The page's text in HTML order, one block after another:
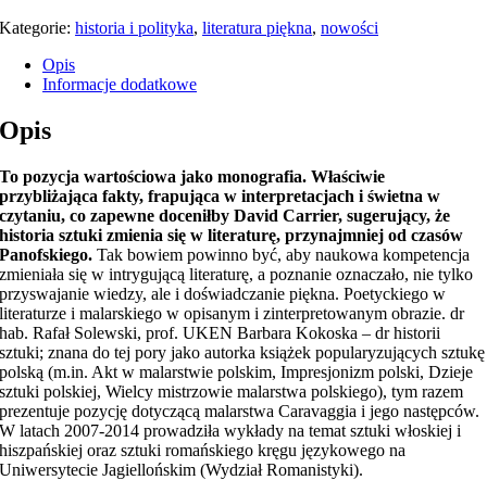
Kategorie:historia i polityka,literatura piękna,nowości
Opis
Informacje dodatkowe
Opis
To pozycja wartościowa jako monografia. Właściwie
przybliżająca fakty, frapująca w interpretacjach i świetna w
czytaniu, co zapewne doceniłby David Carrier, sugerujący, że
historia sztuki zmienia się w literaturę, przynajmniej od czasów
Panofskiego.Tak bowiem powinno być, aby naukowa kompetencja
zmieniała się w intrygującą literaturę, a poznanie oznaczało, nie tylko
przyswajanie wiedzy, ale i doświadczanie piękna. Poetyckiego w
literaturze i malarskiego w opisanym i zinterpretowanym obrazie. dr
hab.RafałSolewski, prof. UKENBarbara Kokoska – dr historii
sztuki; znana do tej pory jako autorkaksiążek popularyzujących sztukę
polską (m.in. Akt w malarstwie polskim, Impresjonizm polski, Dzieje
sztuki polskiej, Wielcy mistrzowie malarstwa polskiego), tym razem
prezentuje pozycję dotyczącą malarstwa Caravaggia i jego następców.
W latach 2007-2014 prowadziła wykłady na temat sztuki włoskiej i
hiszpańskiej oraz sztuki romańskiego kręgu językowego na
Uniwersytecie Jagiellońskim (Wydział Romanistyki).